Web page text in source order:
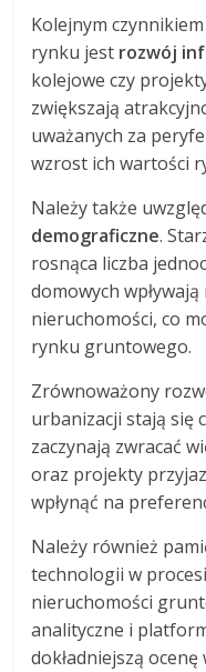
Kolejnym czynnikiem
rynku jest rozwój
kolejowe czy
zwiększają
uważanych za
wzrost ich wartości
Należy także
demograficzne.
rosnąca liczba
domowych
nieruchomości, co
rynku gruntowego.
Zrównoważony
urbanizacji stają się
zaczynają zwracać
oraz projekty
wpłynąć na
Należy również
technologii w
nieruchomości
analityczne i
dokładniejszą